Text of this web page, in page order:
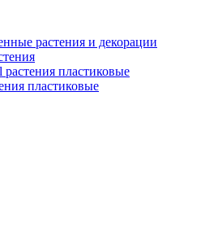
растения и декорации
растения пластиковые
пластиковые